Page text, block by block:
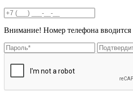
Внимание! Номер телефона